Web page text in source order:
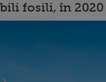
fosili, în 2020